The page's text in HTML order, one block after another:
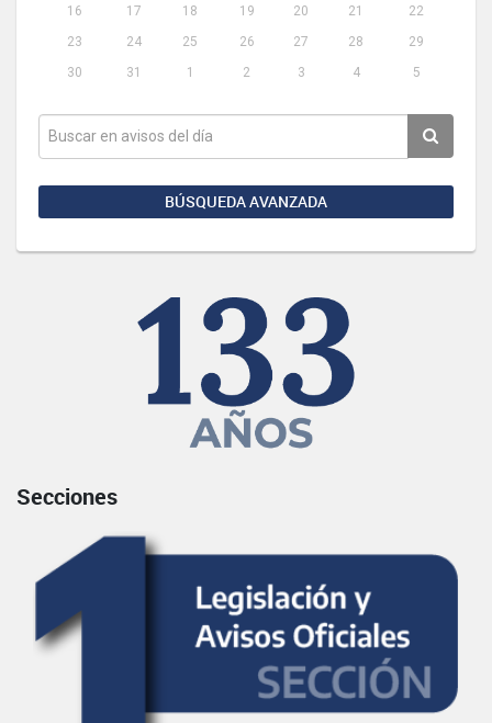
16
17 18 19 20 21
22
23
24 25 26 27 28
29
30
31 1 2 3 4 5
BÚSQUEDA AVANZADA
Secciones